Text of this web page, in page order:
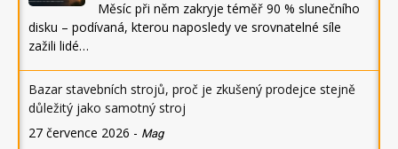
Měsíc při něm zakryje téměř 90 % slunečního
disku – podívaná, kterou naposledy ve srovnatelné síle
zažili lidé…
Bazar stavebních strojů, proč je zkušený prodejce stejně
důležitý jako samotný stroj
27 července 2026 - Mag